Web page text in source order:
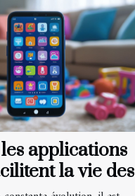
applications
la vie des